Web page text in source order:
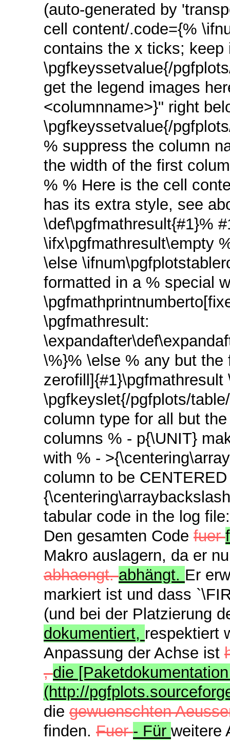
(auto-generated by
cell content/.code={%
contains the x ticks; keep
\pgfkeyssetvalue{/
get the legend images
<columnname>}" right
\pgfkeyssetvalue{/
% suppress the column
the width of the first
% % Here is the cell
has its extra style, see
\def\pgfmathresult{#1}%
\ifx\pgfmathresult\empty
\else
formatted in a % special
\pgfmathresult:
\%}% \else % any but
\pgfkeyslet{/pgfplots/
column type for all but
columns % - p{\UNIT}
with % -
column to be
tabular code in the log
Den gesamten Code fuer
Makro auslagern, da er
abhaengt.abhängt. Er
markiert ist und dass
(und bei der Platzierung
dokumentiert, respektiert
Anpassung der Achse ist
,die
(http://
die gewuenschten
finden. Fuer- Für weitere